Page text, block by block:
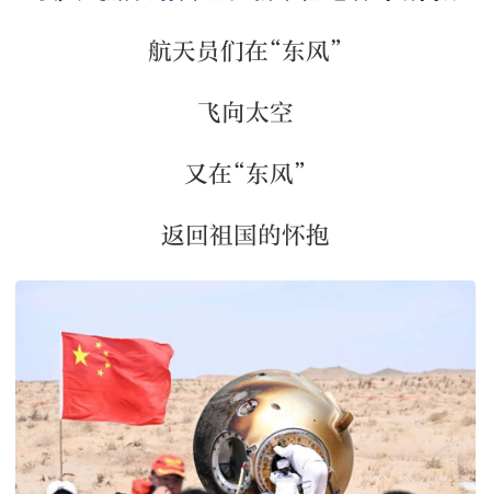
航天员们在“东风”
飞向太空
又在“东风”
返回祖国的怀抱